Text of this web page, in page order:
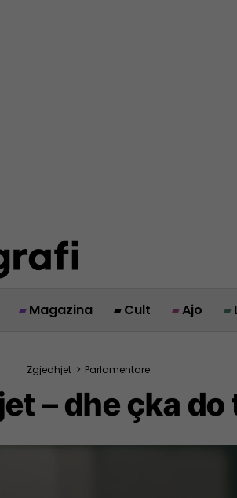
Magazina Cult Ajo
Zgjedhjet > Parlamentare
– dhe çka